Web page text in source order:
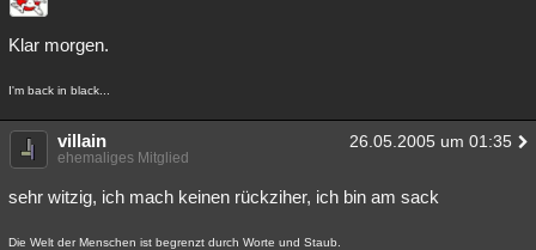
Klar morgen.
I'm back in black...
villain 26.05.2005 um 01:35
ehemaliges Mitglied
sehr witzig, ich mach keinen rückziher, ich bin am sack
Die Welt der Menschen ist begrenzt durch Worte und Staub.